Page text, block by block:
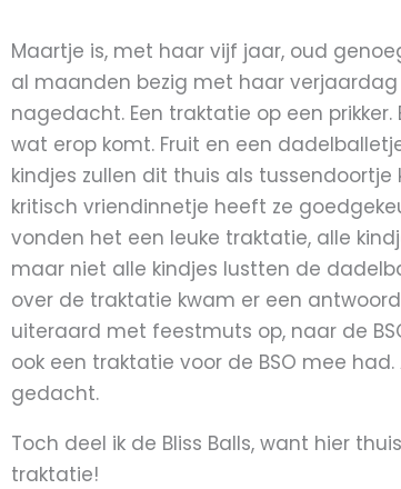
Maartje is, met haar vijf jaar, oud
al maanden bezig met haar
nagedacht. Een traktatie op een
wat erop komt. Fruit en een
kindjes zullen dit thuis als
kritisch vriendinnetje heeft ze
vonden het een leuke traktatie, alle
maar niet alle kindjes lustten de
over de traktatie kwam er een
uiteraard met feestmuts op, naar de
ook een traktatie voor de BSO mee
gedacht.
Toch deel ik de Bliss Balls, want hier
traktatie!